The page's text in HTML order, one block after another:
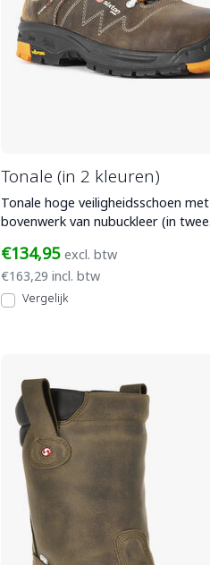
Tonale (in 2 kleuren)
Tonale hoge veiligheidsschoen met
bovenwerk van nubuckleer (in twee
€134,95 excl. btw
€163,29 incl. btw
Vergelijk